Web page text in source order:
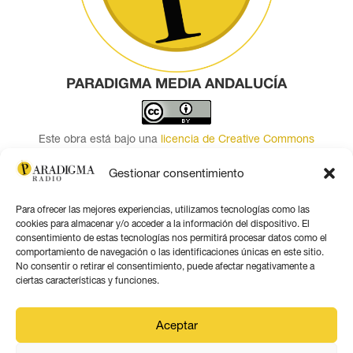
Gestionar consentimiento
Para ofrecer las mejores experiencias, utilizamos tecnologías como las
cookies para almacenar y/o acceder a la información del dispositivo. El
consentimiento de estas tecnologías nos permitirá procesar datos como el
comportamiento de navegación o las identificaciones únicas en este sitio.
No consentir o retirar el consentimiento, puede afectar negativamente a
ciertas características y funciones.
Aceptar
PARADIGMA MEDIA ANDALUCÍA
Este obra está bajo una licencia de Creative Commons
Seguir
Seguir
Seguir
Seguir